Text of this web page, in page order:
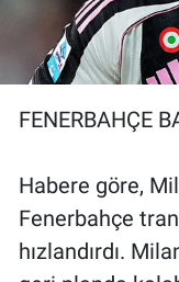
FENERBAHÇE
Habere göre,
Fenerbahçe
hızlandırdı.